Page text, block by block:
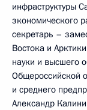
инфраструктуры
экономического
секретарь –
Востока и
науки и высшего
Общероссийской
и среднего
Александр